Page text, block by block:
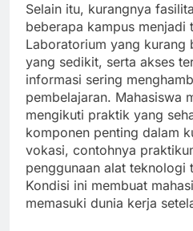
Selain itu, kurangnya
beberapa kampus menjadi
Laboratorium yang kurang
yang sedikit, serta akses
informasi sering
pembelajaran. Mahasiswa
mengikuti praktik yang
komponen penting dalam
vokasi, contohnya
penggunaan alat teknologi
Kondisi ini membuat
memasuki dunia kerja